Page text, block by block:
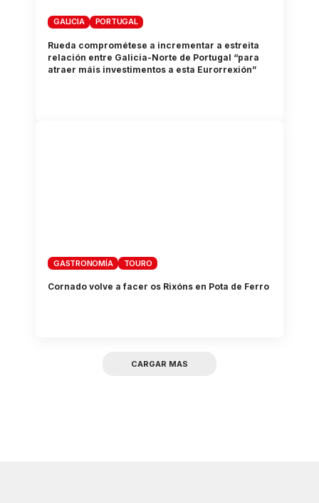
GALICIA PORTUGAL
Rueda comprométese a incrementar a estreita
relación entre Galicia-Norte de Portugal “para
atraer máis investimentos a esta Eurorrexión”
GASTRONOMÍA TOURO
Cornado volve a facer os Rixóns en Pota de Ferro
CARGAR MAS